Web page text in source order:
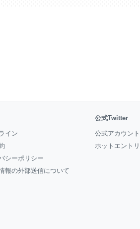
イン
シーポリシー
報の外部送信について
公式Twitter
公式アカウント
ホットエント